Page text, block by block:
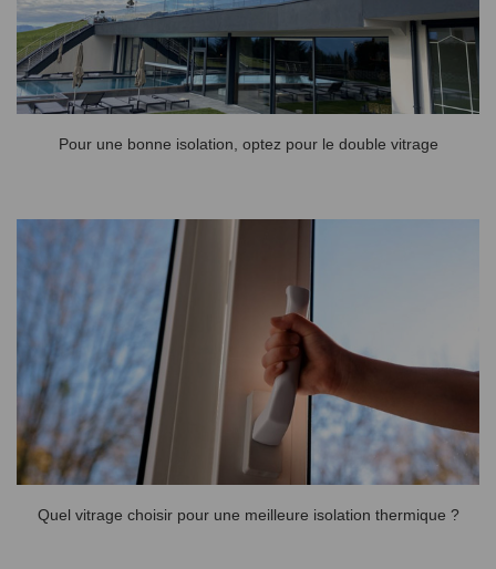
Pour une bonne isolation, optez pour le double vitrage
Quel vitrage choisir pour une meilleure isolation thermique ?